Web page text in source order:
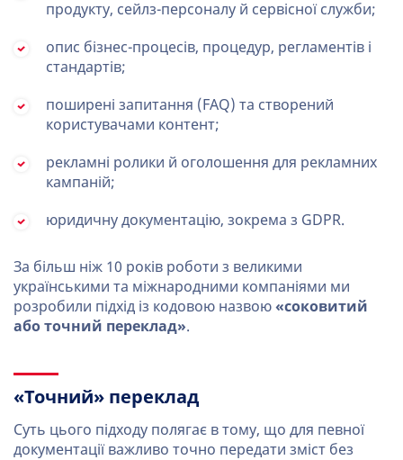
продукту, сейлз-персоналу й сервісної служби;
опис бізнес-процесів, процедур, регламентів і
стандартів;
поширені запитання (FAQ) та створений
користувачами контент;
рекламні ролики й оголошення для рекламних
кампаній;
юридичну документацію, зокрема з GDPR.
За більш ніж 10 років роботи з великими
українськими та міжнародними компаніями ми
розробили підхід із кодовою назвою «соковитий
або точний переклад».
«Точний» переклад
Суть цього підходу полягає в тому, що для певної
документації важливо точно передати зміст без